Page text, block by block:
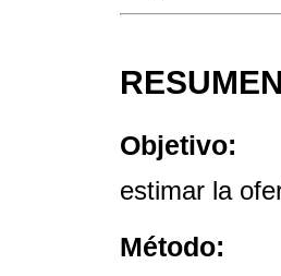
Objetivo:
estimar la
Método: